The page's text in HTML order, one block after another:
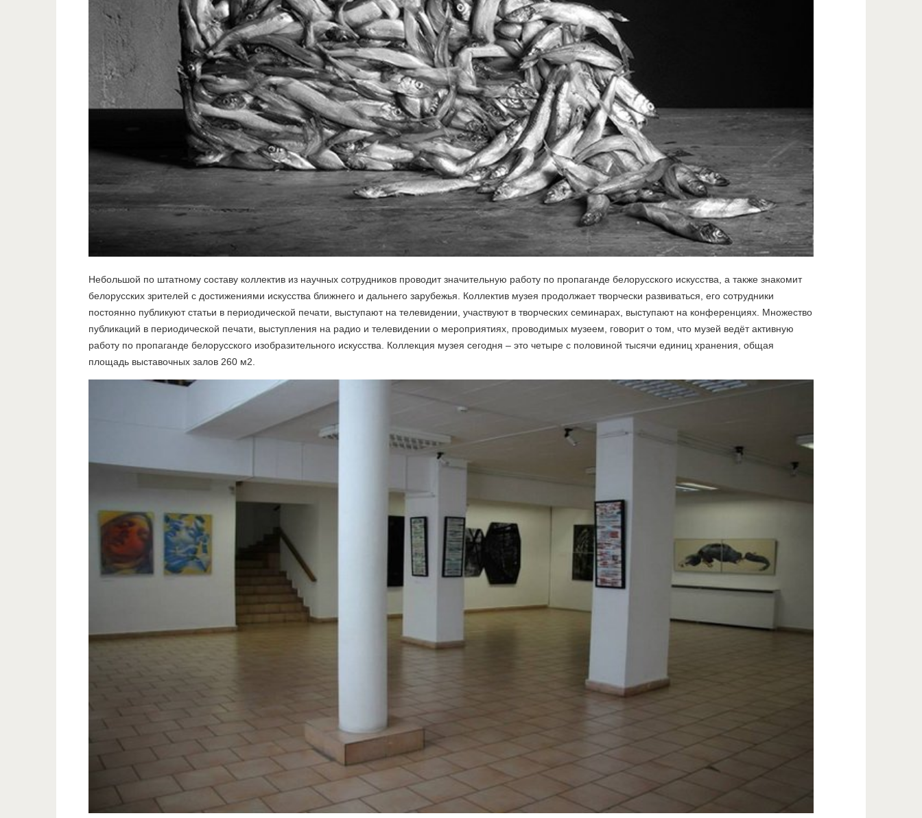
Небольшой по штатному составу коллектив из научных сотрудников проводит значительную работу по пропаганде белорусского искусства, а также знакомит
белорусских зрителей с достижениями искусства ближнего и дальнего зарубежья. Коллектив музея продолжает творчески развиваться, его сотрудники
постоянно публикуют статьи в периодической печати, выступают на телевидении, участвуют в творческих семинарах, выступают на конференциях. Множество
публикаций в периодической печати, выступления на радио и телевидении о мероприятиях, проводимых музеем, говорит о том, что музей ведёт активную
работу по пропаганде белорусского изобразительного искусства. Коллекция музея сегодня – это четыре с половиной тысячи единиц хранения, общая
площадь выставочных залов 260 м2.